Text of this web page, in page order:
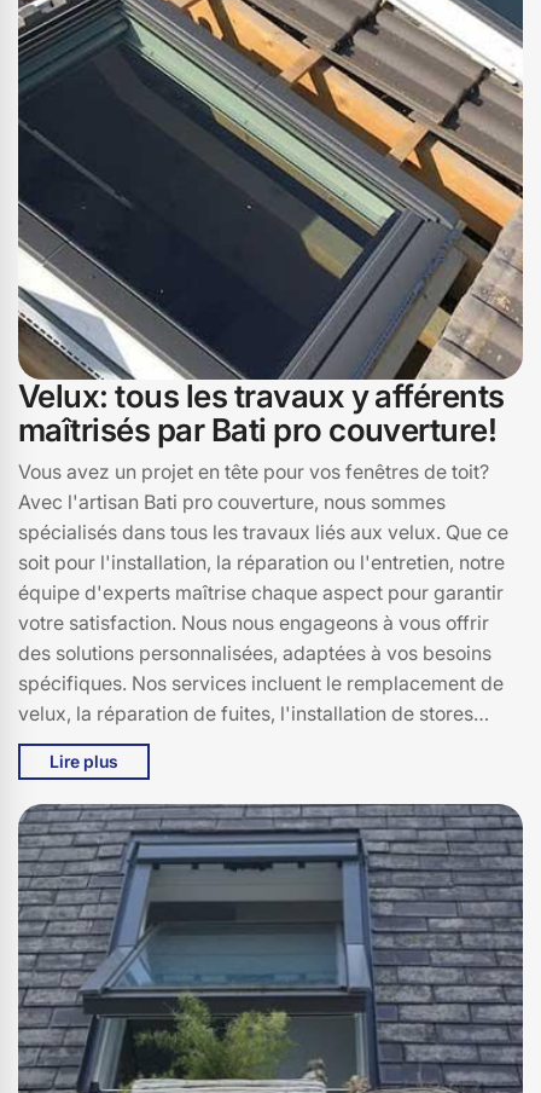
pouvez compter sur notre savoir-faire et notre passion
pour redonner à votre velux toute sa fonctionnalité et son
esthétisme. Faites confiance à Bati pro couverture à
Montmurat, 15600, pour un service de réparation de
velux irréprochable et personnalisé.
Velux: tous les travaux y afférents
maîtrisés par Bati pro couverture!
Vous avez un projet en tête pour vos fenêtres de toit?
Avec l'artisan Bati pro couverture, nous sommes
spécialisés dans tous les travaux liés aux velux. Que ce
soit pour l'installation, la réparation ou l'entretien, notre
équipe d'experts maîtrise chaque aspect pour garantir
votre satisfaction. Nous nous engageons à vous offrir
des solutions personnalisées, adaptées à vos besoins
spécifiques. Nos services incluent le remplacement de
velux, la réparation de fuites, l'installation de stores
intégrés et bien plus encore. Contactez-nous pour une
estimation gratuite!
Lire plus